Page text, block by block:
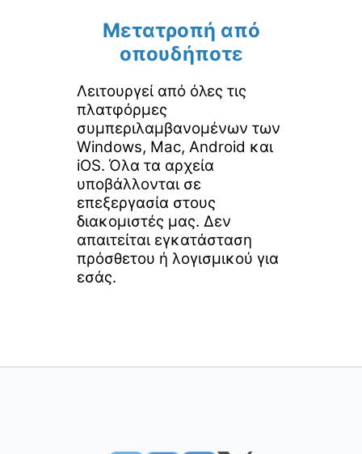
Μετατροπή από
οπουδήποτε
Λειτουργεί από όλες τις
πλατφόρμες
συμπεριλαμβανομένων των
Windows, Mac, Android και
iOS. Όλα τα αρχεία
υποβάλλονται σε
επεξεργασία στους
διακομιστές μας. Δεν
απαιτείται εγκατάσταση
πρόσθετου ή λογισμικού για
εσάς.